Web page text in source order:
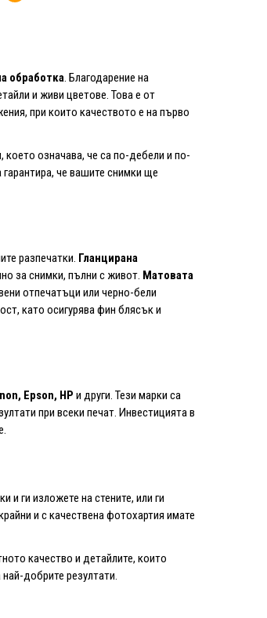
обработка . Благодарение на
и живи цветове. Това е от
при които качеството е на първо
което означава, че са по-дебели и по-
че вашите снимки ще
разпечатки. Гланцирана
за снимки, пълни с живот. Матовата
отпечатъци или черно-бели
като осигурява фин блясък и
Epson, HP и други. Тези марки са
при всеки печат. Инвестицията в
ги изложете на стените, или ги
и с качествена фотохартия имате
качество и детайлите, които
добрите резултати.